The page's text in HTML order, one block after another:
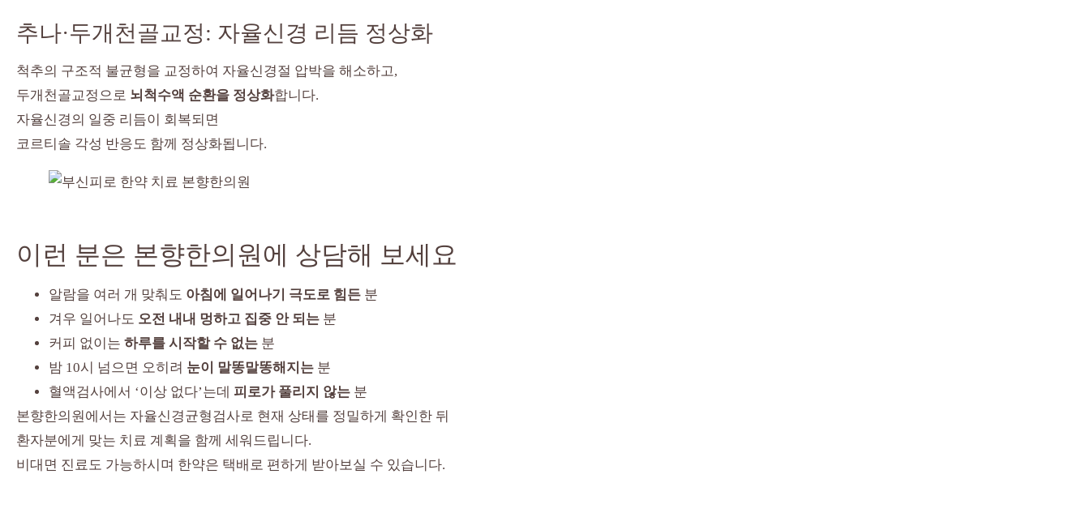
추나·두개천골교정: 자율신경 리듬 정상화
척추의 구조적 불균형을 교정하여 자율신경절 압박을 해소하고,
두개천골교정으로 뇌척수액 순환을 정상화합니다.
자율신경의 일중 리듬이 회복되면
코르티솔 각성 반응도 함께 정상화됩니다.
이런 분은 본향한의원에 상담해 보세요
알람을 여러 개 맞춰도 아침에 일어나기 극도로 힘든 분
겨우 일어나도 오전 내내 멍하고 집중 안 되는 분
커피 없이는 하루를 시작할 수 없는 분
밤 10시 넘으면 오히려 눈이 말똥말똥해지는 분
혈액검사에서 ‘이상 없다’는데 피로가 풀리지 않는 분
본향한의원에서는 자율신경균형검사로 현재 상태를 정밀하게 확인한 뒤
환자분에게 맞는 치료 계획을 함께 세워드립니다.
비대면 진료도 가능하시며 한약은 택배로 편하게 받아보실 수 있습니다.